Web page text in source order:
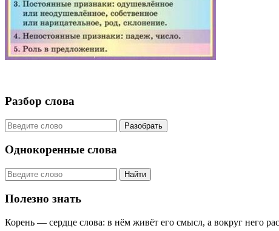
Разбор слова
Разобрать
Однокоренные слова
Найти
Полезно знать
Корень — сердце слова: в нём живёт его смысл, а вокруг него